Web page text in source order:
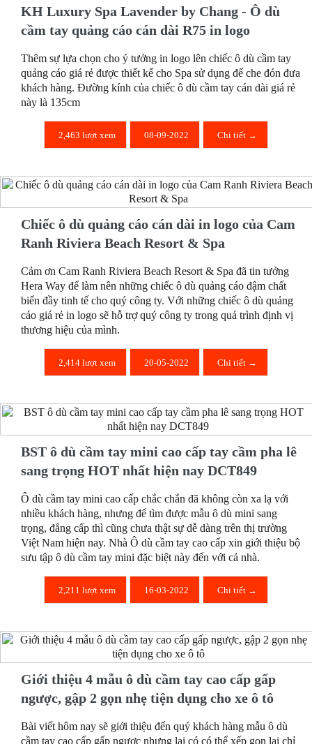
KH Luxury Spa Lavender by Chang - Ô dù
cầm tay quảng cáo cán dài R75 in logo
Thêm sự lựa chọn cho ý tưởng in logo lên chiếc ô dù cầm tay
quảng cáo giá rẻ được thiết kế cho Spa sử dụng để che đón đưa
khách hàng. Đường kính của chiếc ô dù cầm tay cán dài giá rẻ
này là 135cm
2,463 lượt xem 08-09-2022 Chi tiết →
Chiếc ô dù quảng cáo cán dài in logo của Cam
Ranh Riviera Beach Resort & Spa
Cảm ơn Cam Ranh Riviera Beach Resort & Spa đã tin tưởng
Hera Way để làm nên những chiếc ô dù quảng cáo đậm chất
biển đầy tinh tế cho quý công ty. Với những chiếc ô dù quảng
cáo giá rẻ in logo sẽ hỗ trợ quý công ty trong quá trình định vị
thương hiệu của mình.
2,414 lượt xem 20-05-2022 Chi tiết →
BST ô dù cầm tay mini cao cấp tay cầm pha lê
sang trọng HOT nhất hiện nay DCT849
Ô dù cầm tay mini cao cấp chắc chắn đã không còn xa lạ với
nhiều khách hàng, nhưng để tìm được mẫu ô dù mini sang
trọng, đẳng cấp thì cũng chưa thật sự dễ dàng trên thị trường
Việt Nam hiện nay. Nhà Ô dù cầm tay cao cấp xin giới thiệu bộ
sưu tập ô dù cầm tay mini đặc biệt này đến với cả nhà.
2,211 lượt xem 16-03-2022 Chi tiết →
Giới thiệu 4 mẫu ô dù cầm tay cao cấp gấp
ngược, gập 2 gọn nhẹ tiện dụng cho xe ô tô
Bài viết hôm nay sẽ giới thiệu đến quý khách hàng mẫu ô dù
cầm tay cao cấp gấp ngược nhưng lại có có thể xếp gọn lại chỉ